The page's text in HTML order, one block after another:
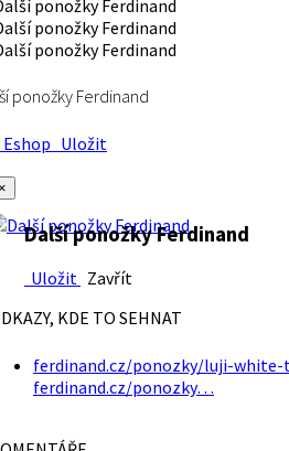
ponožky Ferdinand
Uložit
Další ponožky Ferdinand
Uložit Zavřít
KDE TO SEHNAT
ferdinand.cz/ponozky/luji-
ferdinand.cz/ponozky…